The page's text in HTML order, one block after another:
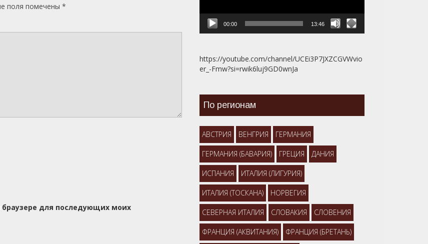
поля помечены *
для последующих моих
00:00 13:46
https://youtube.com/channel/UCEi3P7JXZCGVWvio
er_-Fmw?si=rwik6luj9GD0wnJa
По регионам
АВСТРИЯ ВЕНГРИЯ ГЕРМАНИЯ
ГЕРМАНИЯ (БАВАРИЯ) ГРЕЦИЯ ДАНИЯ
ИСПАНИЯ ИТАЛИЯ (ЛИГУРИЯ)
ИТАЛИЯ (ТОСКАНА) НОРВЕГИЯ
СЕВЕРНАЯ ИТАЛИЯ СЛОВАКИЯ СЛОВЕНИЯ
ФРАНЦИЯ (АКВИТАНИЯ) ФРАНЦИЯ (БРЕТАНЬ)